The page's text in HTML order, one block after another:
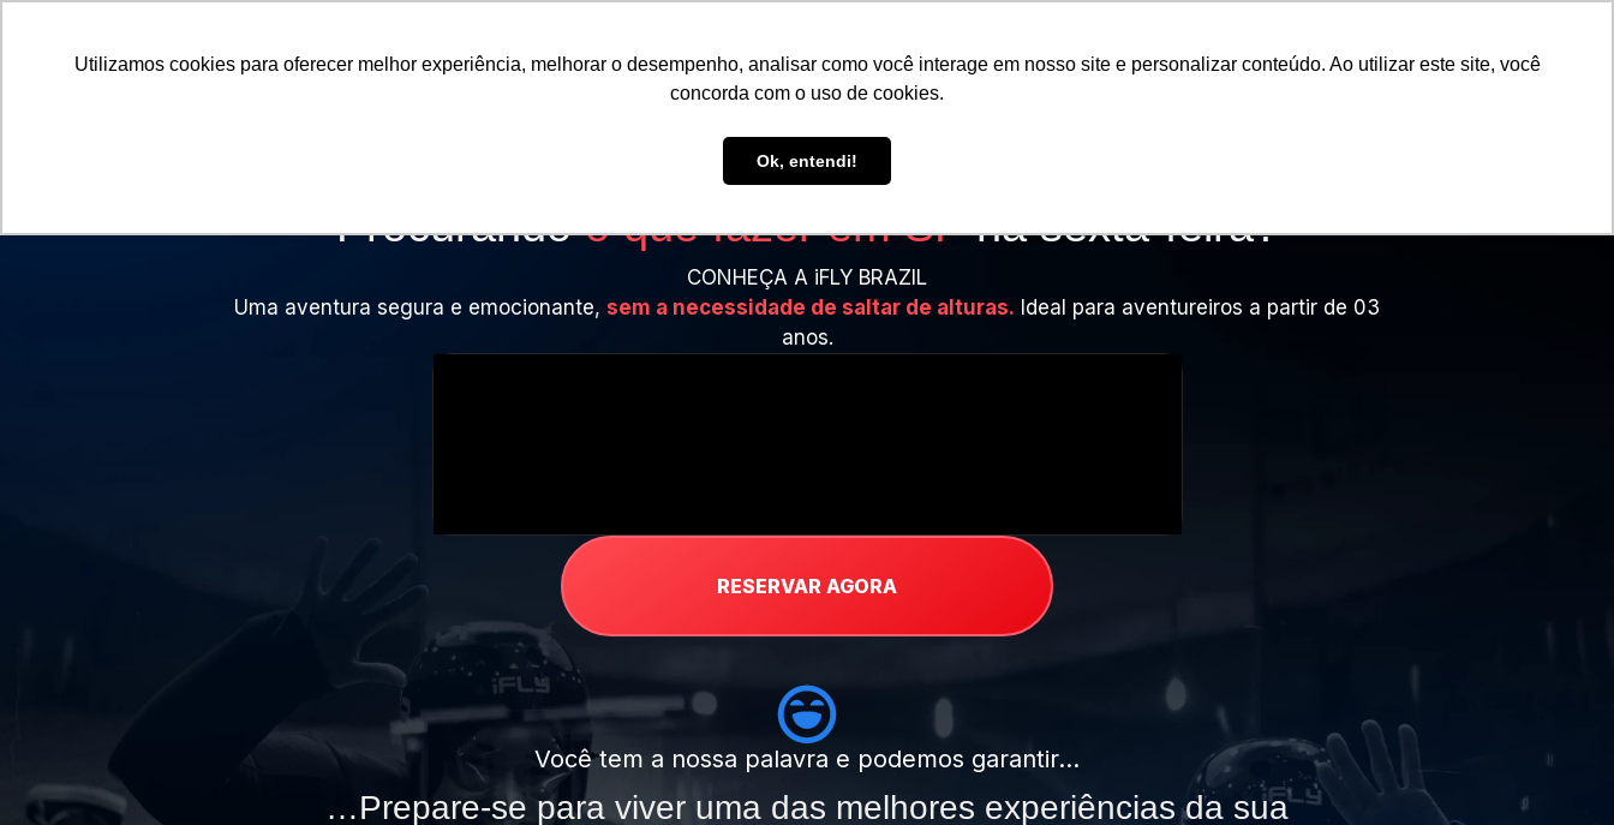
Utilizamos cookies para oferecer melhor experiência, melhorar o desempenho, analisar como você interage em nosso site e personalizar conteúdo. Ao utilizar este site, você
concorda com o uso de cookies.
Ok, entendi!
Procurandoo que fazer em SPna sexta-feira?
CONHEÇA A iFLY BRAZIL
Uma aventura segura e emocionante, sem a necessidade de saltar de alturas. Ideal para aventureiros a partir de 03
anos.
RESERVAR AGORA
Você tem a nossa palavra e podemos garantir…
…Prepare-se para viver uma das melhores experiências da sua